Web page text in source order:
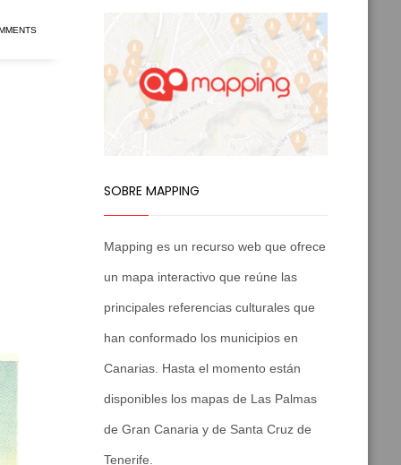
SOBRE MAPPING
Mapping es un recurso web que ofrece
un mapa interactivo que reúne las
principales referencias culturales que
han conformado los municipios en
Canarias. Hasta el momento están
disponibles los mapas de Las Palmas
de Gran Canaria y de Santa Cruz de
Tenerife.